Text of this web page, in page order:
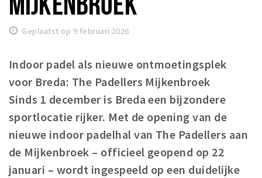
Winkelgebieden
Parkeren
Bezienswaardigheden
Musea, theaters & podia
Uitjes & activiteiten
Toeristische routes
Natuurgebieden
Baroniepoorten
Geplaatst op 9 februari 2026
Indoor padel als nieuwe ontmoetingsplek
voor Breda: The Padellers Mijkenbroek
Sinds 1 december is Breda een bijzondere
sportlocatie rijker. Met de opening van de
nieuwe indoor padelhal van The Padellers aan
de Mijkenbroek – officieel geopend op 22
januari – wordt ingespeeld op een duidelijke